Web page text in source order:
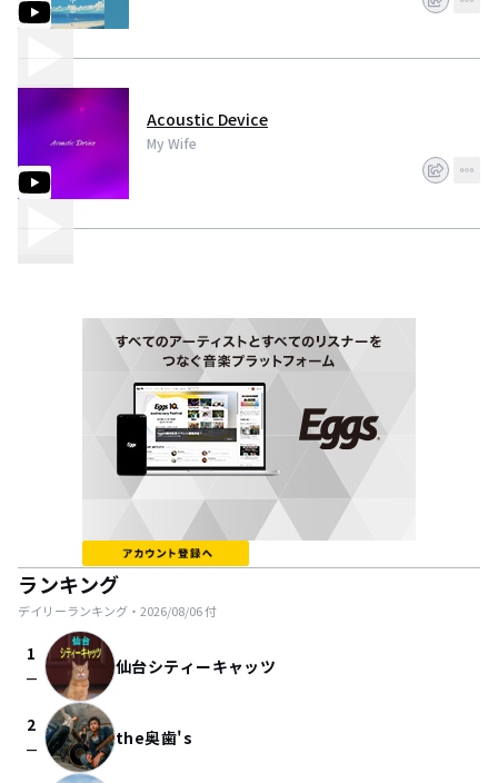
Acoustic Device
My Wife
ランキング
デイリーランキング・ 2026/08/06付
1
check_indeterminate_small 仙台シティーキャッツ
2
check_indeterminate_small the奥歯's